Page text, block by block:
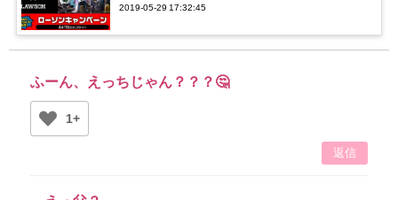
なの】
2019-05-29 17:32:45
ふーん、えっちじゃん？？？🤔
1+
返信